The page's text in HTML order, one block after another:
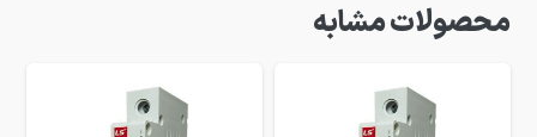
محصولات مشابه